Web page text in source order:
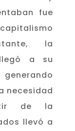
fue
la
a su
necesidad
de la
llevó a